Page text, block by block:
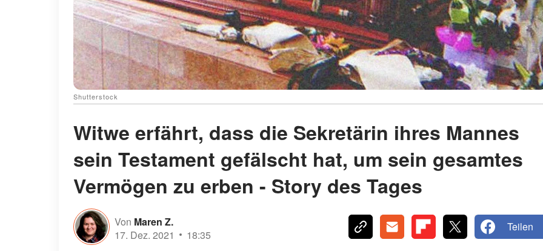
Shutterstock
Witwe erfährt, dass die Sekretärin ihres Mannes
sein Testament gefälscht hat, um sein gesamtes
Vermögen zu erben - Story des Tages
Von Maren Z.
17. Dez. 2021
18:35
Teilen